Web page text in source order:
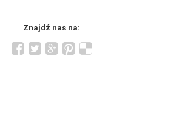
Znajdź nas na: